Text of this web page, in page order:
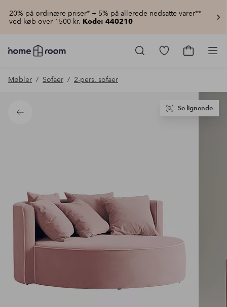
20% på ordinære priser* + 5% på allerede nedsatte varer**
ved køb over 1500 kr. Kode: 440210
Homeroom
–
hjemmet
pris
Gå
Gå
Møbler Sofaer 2-pers. sofaer
Tilbage
Se lignende